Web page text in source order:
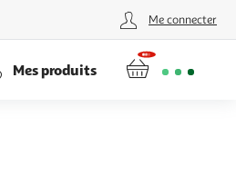
Me connecter
Mes produits